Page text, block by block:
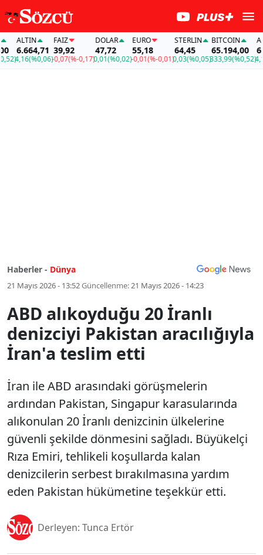
ALTIN
6.664,71
4,16(%0,06)
FAİZ
39,92
-0,07(%-0,17)
DOLAR
47,72
0,01(%0,02)
EURO
55,18
-0,01(%-0,01)
STERLIN
64,45
0,03(%0,05)
BITCOIN
65.194,00
333,99(%0,52)4,16
Haberler - Dünya
21 Mayıs 2026 - 13:52Güncellenme:21 Mayıs 2026 - 14:23
ABD alıkoyduğu 20 İranlı
denizciyi Pakistan aracılığıyla
İran'a teslim etti
İran ile ABD arasındaki görüşmelerin
ardından Pakistan, Singapur karasularında
alıkonulan 20 İranlı denizcinin ülkelerine
güvenli şekilde dönmesini sağladı. Büyükelçi
Rıza Emiri, tehlikeli koşullarda kalan
denizcilerin serbest bırakılmasına yardım
eden Pakistan hükümetine teşekkür etti.
Derleyen: Tunca Ertör